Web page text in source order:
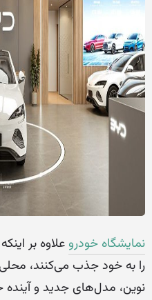
نمایشگاه‌ خودرو علاوه بر
را به خود جذب می‌کنند،
نوین، مدل‌های جدید و